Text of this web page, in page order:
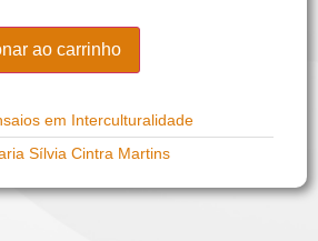
ao carrinho
em Interculturalidade
Sílvia Cintra Martins